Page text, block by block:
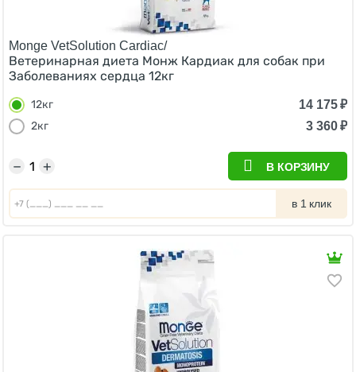
Monge VetSolution Cardiac/
Ветеринарная диета Монж Кардиак для собак при
Заболеваниях сердца 12кг
12кг 14 175₽
2кг
3 360₽
+
− В КОРЗИНУ
в 1 клик